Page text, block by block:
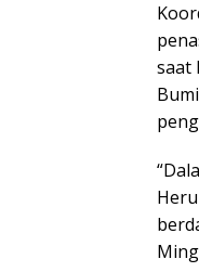
saat